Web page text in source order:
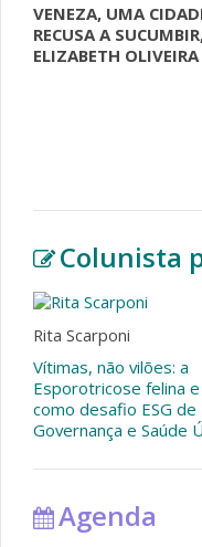
VENEZA, UMA
RECUSA A
ELIZABETH OLIVEIRA
Colunista
Rita Scarponi
Vítimas, não vilões: a
Esporotricose felina e
como desafio ESG de
Governança e Saúde
Agenda